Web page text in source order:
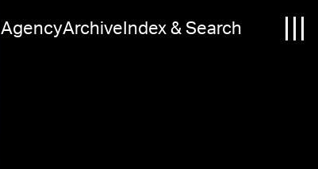
AgencyArchive Index & Search